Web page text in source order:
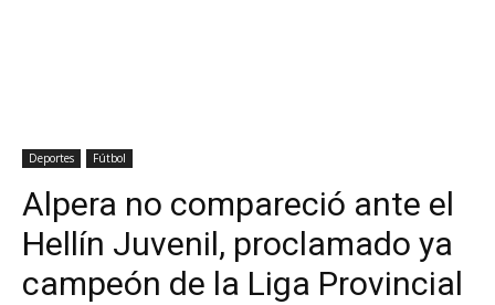
Deportes Fútbol
Alpera no compareció ante el
Hellín Juvenil, proclamado ya
campeón de la Liga Provincial